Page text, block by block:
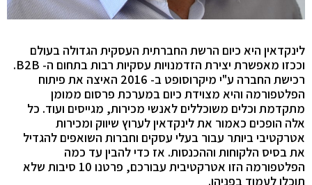
לינקדאין היא כיום הרשת החברתית העסקית הגדולה בעולם
וככזו מאפשרת יצירת הזדמנויות עסקיות רבות בתחום ה- B2B.
רכישת החברה ע"י מיקרוסופט ב- 2016 האיצה את פיתוח
הפלטפורמה והיא מצוידת כיום במערכת פרסום ממומן
מתקדמת וכלים משוכללים לאנשי מכירות, מגייסים ועוד. כל
אלה הופכים כאמור את לינקדאין לערוץ שיווק ומכירות
אטרקטיבי ביותר עבור בעלי עסקים וחברות השואפים להגדיל
את בסיס הלקוחות וההכנסות. אז כדי להבין עד כמה
הפלטפורמה הזו אטרקטיבית עבורכם, פרטנו 10 סיבות שלא
תוכלו לעמוד בפניהן.